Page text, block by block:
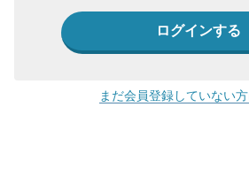
まだ会員登録していない